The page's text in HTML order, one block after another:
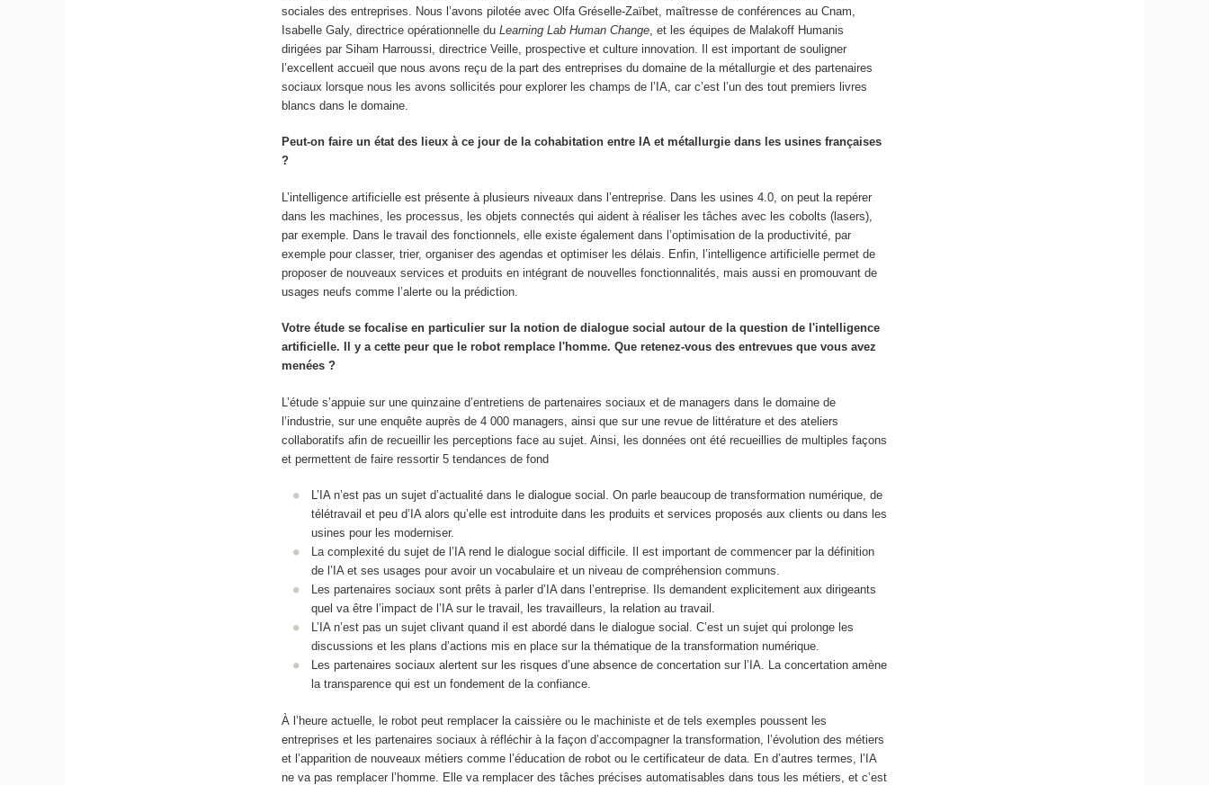
sociales des entreprises. Nous l’avons pilotée avec Olfa Gréselle-Zaïbet, maîtresse de conférences au Cnam,
Isabelle Galy, directrice opérationnelle duLearning Lab Human Change , et les équipes de Malakoff Humanis
dirigées par Siham Harroussi, directrice Veille, prospective et culture innovation. Il est important de souligner
l’excellent accueil que nous avons reçu de la part des entreprises du domaine de la métallurgie et des partenaires
sociaux lorsque nous les avons sollicités pour explorer les champs de l’IA, car c’est l’un des tout premiers livres
blancs dans le domaine.
Peut-on faire un état des lieux à ce jour de la cohabitation entre IA et métallurgie dans les usines françaises
?
L’intelligence artificielle est présente à plusieurs niveaux dans l’entreprise. Dans les usines 4.0, on peut la repérer
dans les machines, les processus, les objets connectés qui aident à réaliser les tâches avec les cobolts (lasers),
par exemple. Dans le travail des fonctionnels, elle existe également dans l’optimisation de la productivité, par
exemple pour classer, trier, organiser des agendas et optimiser les délais. Enfin, l’intelligence artificielle permet de
proposer de nouveaux services et produits en intégrant de nouvelles fonctionnalités, mais aussi en promouvant de
usages neufs comme l’alerte ou la prédiction.
Votre étude se focalise en particulier sur la notion de dialogue social autour de la question de l'intelligence
artificielle. Il y a cette peur que le robot remplace l'homme. Que retenez-vous des entrevues que vous avez
menées ?
L’étude s’appuie sur une quinzaine d’entretiens de partenaires sociaux et de managers dans le domaine de
l’industrie, sur une enquête auprès de 4 000 managers, ainsi que sur une revue de littérature et des ateliers
collaboratifs afin de recueillir les perceptions face au sujet. Ainsi, les données ont été recueillies de multiples façons
et permettent de faire ressortir 5 tendances de fond
L’IA n’est pas un sujet d’actualité dans le dialogue social. On parle beaucoup de transformation numérique, de
télétravail et peu d’IA alors qu’elle est introduite dans les produits et services proposés aux clients ou dans les
usines pour les moderniser.
La complexité du sujet de l’IA rend le dialogue social difficile. Il est important de commencer par la définition
de l’IA et ses usages pour avoir un vocabulaire et un niveau de compréhension communs.
Les partenaires sociaux sont prêts à parler d’IA dans l’entreprise. Ils demandent explicitement aux dirigeants
quel va être l’impact de l’IA sur le travail, les travailleurs, la relation au travail.
L’IA n’est pas un sujet clivant quand il est abordé dans le dialogue social. C’est un sujet qui prolonge les
discussions et les plans d’actions mis en place sur la thématique de la transformation numérique.
Les partenaires sociaux alertent sur les risques d’une absence de concertation sur l’IA. La concertation amène
la transparence qui est un fondement de la confiance.
À l’heure actuelle, le robot peut remplacer la caissière ou le machiniste et de tels exemples poussent les
entreprises et les partenaires sociaux à réfléchir à la façon d’accompagner la transformation, l’évolution des métiers
et l’apparition de nouveaux métiers comme l’éducation de robot ou le certificateur de data. En d’autres termes, l’IA
ne va pas remplacer l’homme. Elle va remplacer des tâches précises automatisables dans tous les métiers, et c’est